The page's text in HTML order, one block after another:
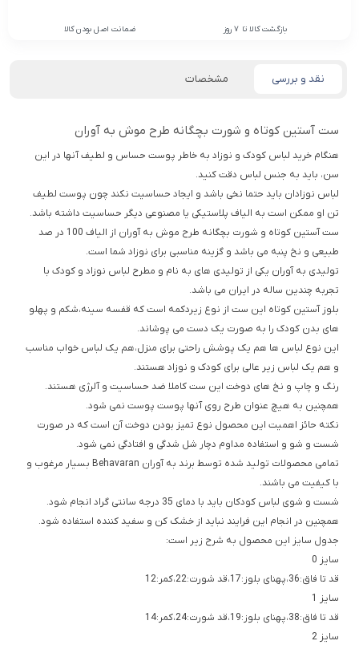
بازگشت کالا تا 7 روز ضمانت اصل بودن کالا
نقد و بررسی مشخصات
ست آستین کوتاه و شورت بچگانه طرح موش به آوران
هنگام خرید لباس کودک و نوزاد به خاطر پوست حساس و لطیف آنها در این
سن، باید به جنس لباس دقت كنید.
لباس نوزادان باید حتما نخی باشد و ایجاد حساسیت نكند چون پوست لطیف
تن او ممکن است به الیاف پلاستیکی یا مصنوعی دیگر حساسیت داشته باشد.
ست آستین کوتاه و شورت بچگانه طرح موش به آوران از الیاف 100 در صد
طبیعی و نخ پنبه می باشد و گزینه مناسبی برای نوزاد شما است.
تولیدی به آوران یکی از تولیدی های به نام و مطرح لباس نوزاد و کودک با
تجربه چندین ساله در ایران می باشد.
بلوز آستین کوتاه این ست از نوع زیردکمه است که قفسه سینه،شکم و پهلو
های بدن کودک را به صورت یک دست می پوشاند.
این نوع لباس ها هم یک پوشش راحتی برای منزل،هم یک لباس خواب مناسب
و هم یک لباس زیر عالی برای کودک و نوزاد هستند.
رنگ و چاپ و نخ های دوخت این ست کاملا ضد حساسیت و آلرژی هستند.
همچنین به هیچ عنوان طرح روی آنها پوست پوست نمی شود.
نکته حائز اهمیت این محصول نوع تمیز بودن دوخت آن است که در صورت
شست و شو و استفاده مداوم دچار شل شدگی و افتادگی نمی شود.
تمامی محصولات تولید شده توسط برند به آوران Behavaran بسیار مرغوب و
با کیفیت می باشند.
شست و شوی لباس کودکان باید با دمای 35 درجه سانتی گراد انجام شود.
همچنین در انجام این فرایند نباید از خشک کن و سفید کننده استفاده شود.
جدول سایز این محصول به شرح زیر است:
سایز 0
قد تا فاق:36،پهنای بلوز:17،قد شورت:22،کمر:12
سایز 1
قد تا فاق:38،پهنای بلوز:19،قد شورت:24،کمر:14
سایز 2